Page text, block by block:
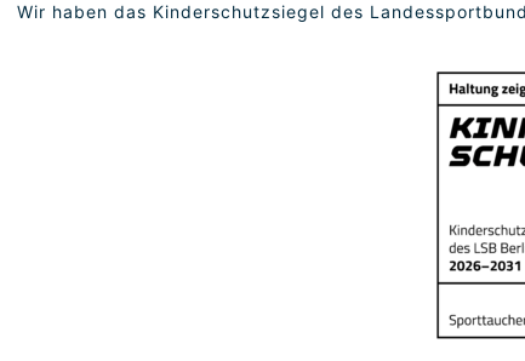
Wir haben das Kinderschutzsiegel des